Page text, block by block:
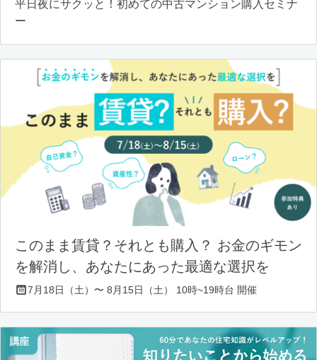
平日夜にサクッと！初めての中古マンション購入セミナ
ー
このまま賃貸？それとも購入？ お金のギモン
を解消し、あなたにあった最適な選択を
7月18日（土）〜 8月15日（土） 10時~19時台 開催